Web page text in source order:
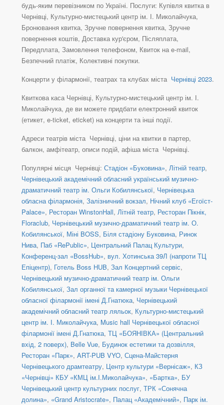
будь-яким перевізником по Україні. Послуги: Купівля квитка в
Чернівці, Культурно-мистецький центр ім. І. Миколайчука,
Бронювання квитка, Зручне повернення квитка, Зручне
повернення коштів, Доставка кур'єром, Післяплата,
Передплата, Замовлення телефоном, Квиток на e-mail,
Безпечний платіж, Колективні покупки.
Концерти у філармонії, театрах та клубах міста Чернівці 2023.
Квиткова каса Чернівці, Культурно-мистецький центр ім. І.
Миколайчука, де ви можете придбати електронний квиток
(етикет, e-ticket, eticket) на концерти та інші події.
Адреси театрів міста Чернівці, ціни на квитки в партер,
балкон, амфітеатр, описи подій, афіша міста Чернівці.
Популярні місця Чернівці: Стадіон «Буковина», Літній театр,
Чернівецький академічний обласний український музично-
драматичний театр ім. Ольги Кобилянської, Чернівецька
обласна філармонія, Залізничний вокзал, Нічний клуб «Егоїст-
Palace», Ресторан WinstonHall, Літній театр, Ресторан Пікнік,
Floraclub, Чернівецький музично-драматичний театр ім. О.
Кобилянської, Міні BOSS, Біля стадіону Буковина, Ринок
Нива, Паб «RePublic», Центральний Палац Культури,
Конференц-зал «BossHub», вул. Хотинська 39Л (напроти ТЦ
Епіцентр), Готель Boss HUB, Зал Концертний сервіс,
Чернівецький музично-драматичний театр ім. Ольги
Кобилянської, Зал органної та камерної музыки Чернівецької
обласної філармонії імені Д.Гнатюка, Чернівецький
академічний обласний театр ляльок, Культурно-мистецький
центр ім. І. Миколайчука, Music hall Чернівецької обласної
філармонії імені Д.Гнатюка, ТЦ «БОЯНІВКА» (Центральний
вхід, 2 поверх), Belle Vue, Будинок естетики та дозвілля,
Ресторан «Парк», ART-PUB VYO, Сцена-Майстерня
Чернівецького драмтеатру, Центр культури «Вернісаж», КЗ
«Чернівці» КБУ «КМЦ ім.І.Миколайчука», «Бартка», БУ
Чернівецький центр культурних послуг, ТРК «Сонячна
долина», «Grand Aristocrate», Палац «Академічний», Парк ім.